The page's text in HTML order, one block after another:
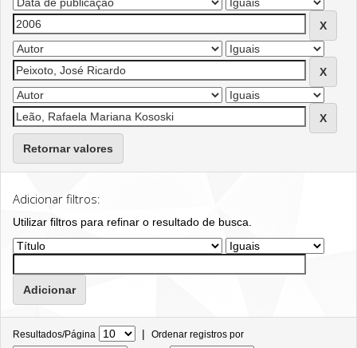
Retornar valores
Adicionar filtros:
Utilizar filtros para refinar o resultado de busca.
Resultados/Página | Ordenar registros por